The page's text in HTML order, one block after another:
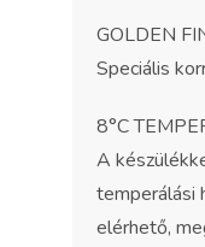
GOLDEN
Speciális
8°C
A
temperálási
elérhető,